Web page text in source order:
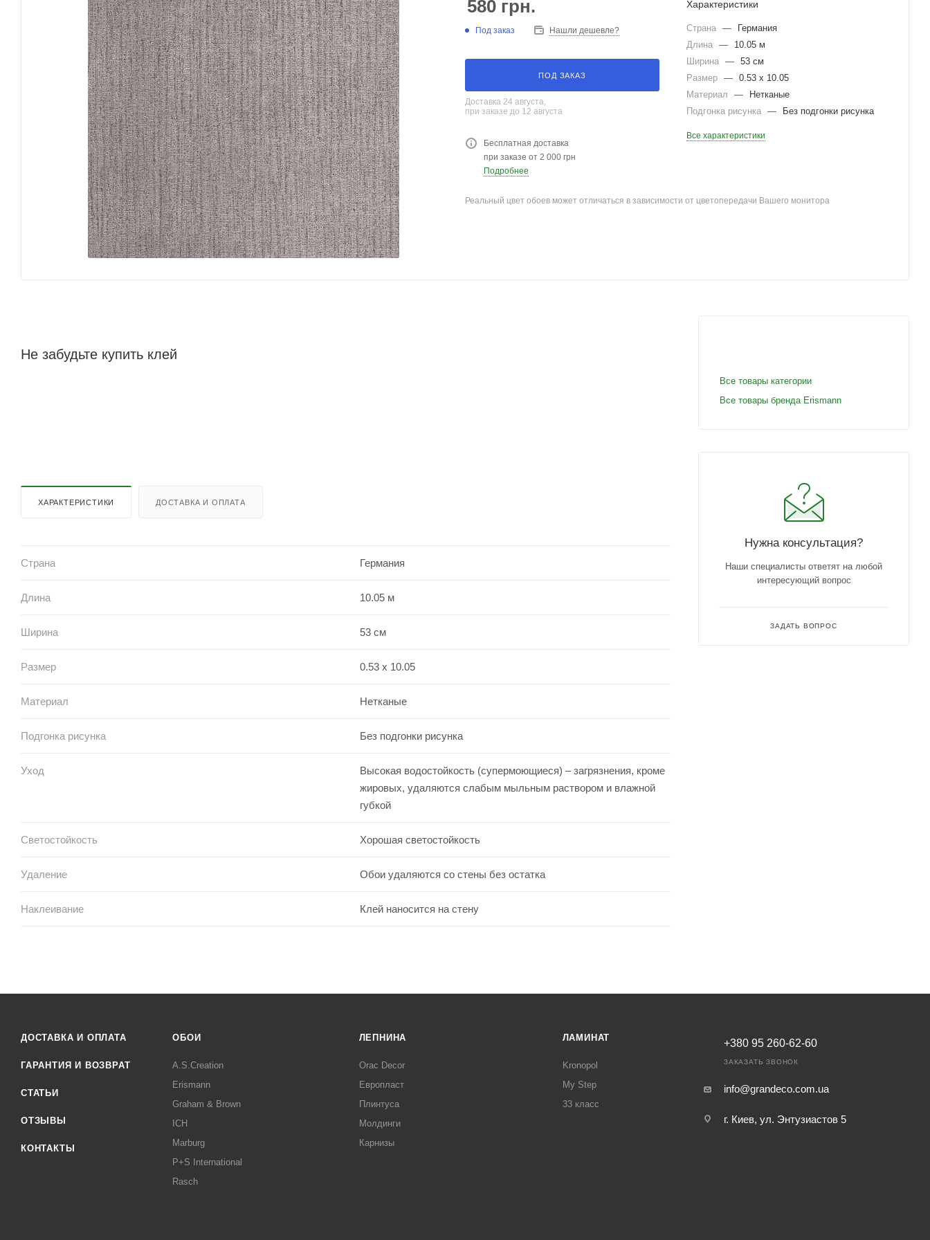
580 грн.
Под заказ Нашли дешевле?
ПОД ЗАКАЗ
Доставка 24 августа,
при заказе до 12 августа
Бесплатная доставка
при заказе от 2 000 грн
Подробнее
Характеристики
Страна —
Германия
Длина —
10.05 м
Ширина — 53 см
Размер — 0.53 x 10.05
Материал
—
Нетканые
Подгонка рисунка — Без подгонки рисунка
Все характеристики
Реальный цвет обоев может отличаться в зависимости от цветопередачи Вашего монитора
Не забудьте купить клей
ХАРАКТЕРИСТИКИ ДОСТАВКА И ОПЛАТА
Страна Германия
Длина 10.05 м
Ширина 53 см
Размер 0.53 x 10.05
Материал Нетканые
Подгонка рисунка Без подгонки рисунка
Уход
Высокая водостойкость (супермоющиеся) – загрязнения, кроме
жировых, удаляются слабым мыльным раствором и влажной
губкой
Светостойкость Хорошая светостойкость
Удаление Обои удаляются со стены без остатка
Наклеивание Клей наносится на стену
Все товары категории
Все товары бренда Erismann
Нужна консультация?
Наши специалисты ответят на любой
интересующий вопрос
ЗАДАТЬ ВОПРОС
ДОСТАВКА И ОПЛАТА
ГАРАНТИЯ И ВОЗВРАТ
СТАТЬИ
ОТЗЫВЫ
КОНТАКТЫ
ОБОИ
A.S.Creation
Erismann
Graham & Brown
ICH
Marburg
P+S International
Rasch
ЛЕПНИНА
Orac Decor
Европласт
Плинтуса
Молдинги
Карнизы
ЛАМИНАТ
Kronopol
My Step
33 класс
+380 95 260-62-60
ЗАКАЗАТЬ ЗВОНОК
info@grandeco.com.ua
г. Киев, ул. Энтузиастов 5